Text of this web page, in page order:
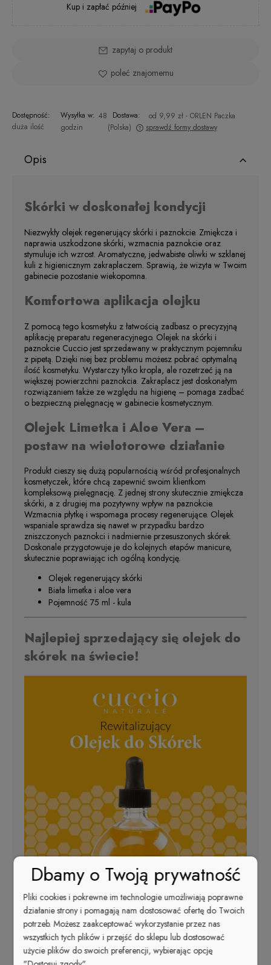
Kup i zapłać później
zapytaj o produkt
poleć znajomemu
Dostępność:
duża ilość
Wysyłka w: 48
godzin
Dostawa: od 9,99 zł - ORLEN Paczka
(Polska)
sprawdź formy dostawy
Opis
Skórki w doskonałej kondycji
Niezwykły olejek regenerujący skórki i paznokcie. Zmiękcza i
naprawia uszkodzone skórki, wzmacnia paznokcie oraz
stymuluje ich wzrost. Aromatyczne, jedwabiste oliwki w szklanej
kuli z higienicznym zakraplaczem. Sprawią, że wizyta w Twoim
gabinecie pozostanie wiekopomna.
Komfortowa aplikacja olejku
Z pomocą tego kosmetyku z łatwością zadbasz o precyzyjną
aplikację preparatu regeneracyjnego. Olejek na skórki i
paznokcie Cuccio jest sprzedawany w praktycznym pojemniku
z pipetą. Dzięki niej bez problemu możesz pobrać optymalną
ilość kosmetyku. Wystarczy tylko kropla, ale rozetrzeć ją na
większej powierzchni paznokcia. Zakraplacz jest doskonałym
rozwiązaniem także ze względu na higienę – pomaga zadbać
o bezpieczną pielęgnację w gabinecie kosmetycznym.
Olejek Limetka i Aloe Vera –
postaw na wielotorowe działanie
Produkt cieszy się dużą popularnością wśród profesjonalnych
kosmetyczek, które chcą zapewnić swoim klientkom
kompleksową pielęgnację. Z jednej strony skutecznie zmiękcza
skórki, a z drugiej ma pozytywny wpływ na paznokcie.
Wzmacnia płytkę i wspomaga procesy regenerujące. Olejek
wspaniale sprawdza się nawet w przypadku bardzo
zniszczonych paznokci i nadmiernie przesuszonych skórek.
Doskonale przygotowuje je do kolejnych etapów manicure,
skutecznie poprawiając ich ogólną kondycję.
Olejek regenerujący skórki
Biała limetka i aloe vera
Pojemność 75 ml - kula
Najlepiej sprzedający się olejek do
skórek na świecie!
Dbamy o Twoją prywatność
Pliki cookies i pokrewne im technologie umożliwiają poprawne
działanie strony i pomagają nam dostosować ofertę do Twoich
potrzeb. Możesz zaakceptować wykorzystanie przez nas
wszystkich tych plików i przejść do sklepu lub dostosować
użycie plików do swoich preferencji, wybierając opcję